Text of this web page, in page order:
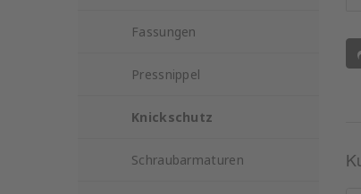
Fassungen
Pressnippel
Knickschutz
Schraubarmaturen